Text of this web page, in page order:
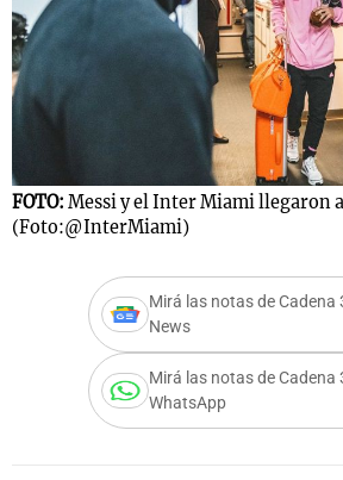
FOTO: Messi y el Inter Miami llegaron
(Foto:@InterMiami)
Mirá las notas de Cadena
News
Mirá las notas de Cadena
WhatsApp
Notas